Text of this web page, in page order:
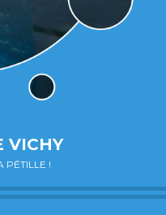
VICHY
PÉTILLE !